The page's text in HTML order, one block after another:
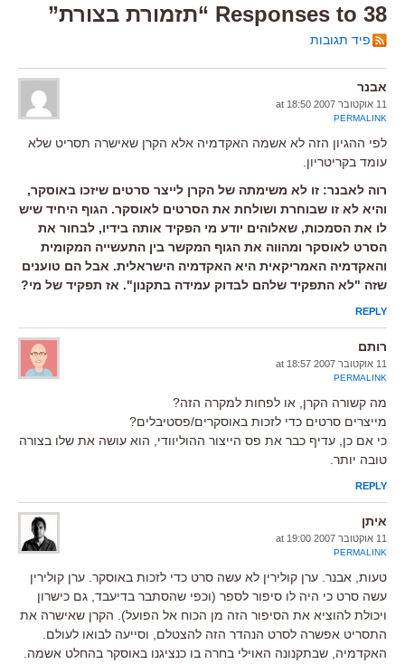
38 Responses to “תזמורת בצורת”
פיד תגובות
אבנר
11 אוקטובר 2007 at 18:50
PERMALINK
לפי ההגיון הזה לא אשמה האקדמיה אלא הקרן שאישרה תסריט שלא
עומד בקריטריון.
רוה לאבנר: זו לא משימתה של הקרן לייצר סרטים שיזכו באוסקר,
והיא לא זו שבוחרת ושולחת את הסרטים לאוסקר. הגוף היחיד שיש
לו את הסמכות, שאלוהים יודע מי הפקיד אותה בידיו, לבחור את
הסרט לאוסקר ומהווה את הגוף המקשר בין התעשייה המקומית
והאקדמיה האמריקאית היא האקדמיה הישראלית. אבל הם טוענים
שזה "לא התפקיד שלהם לבדוק עמידה בתקנון". אז תפקיד של מי?
REPLY
רותם
11 אוקטובר 2007 at 18:57
PERMALINK
מה קשורה הקרן, או לפחות למקרה הזה?
מייצרים סרטים כדי לזכות באוסקרים/פסטיבלים?
כי אם כן, עדיף כבר את פס הייצור ההוליוודי, הוא עושה את שלו בצורה
טובה יותר.
REPLY
איתן
11 אוקטובר 2007 at 19:00
PERMALINK
טעות, אבנר. ערן קולירין לא עשה סרט כדי לזכות באוסקר. ערן קולירין
עשה סרט כי היה לו סיפור לספר (וכפי שהסתבר בדיעבד, גם כישרון
ויכולת להוציא את הסיפור הזה מן הכוח אל הפועל). הקרן שאישרה את
התסריט אפשרה לסרט הנהדר הזה להצטלם, וסייעה לבואו לעולם.
האקדמיה, שבתקנונה האוילי בחרה בו כנציגנו באוסקר בהחלט אשמה.